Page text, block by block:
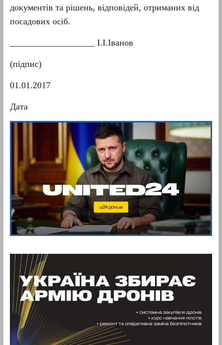
документів та рішень, відповідей, отриманих від
посадових осіб.
___________________ І.І.Іванов
(підпис)
01.01.2017
Дата